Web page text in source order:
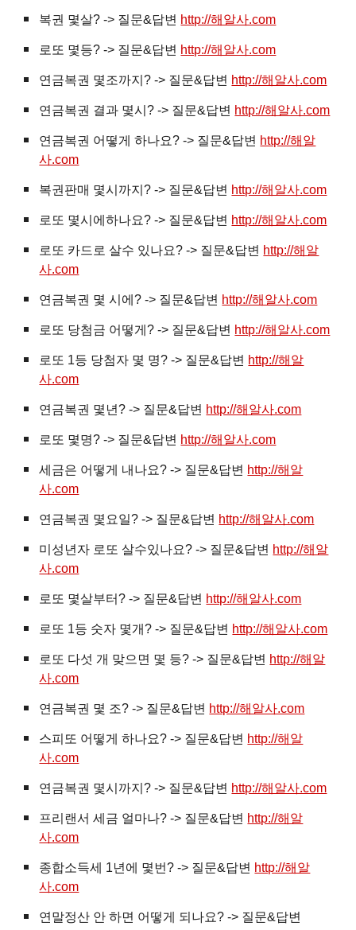
복권 몇살? -> 질문&답변 http://해알사.com
로또 몇등? -> 질문&답변 http://해알사.com
연금복권 몇조까지? -> 질문&답변 http://해알사.com
연금복권 결과 몇시? -> 질문&답변 http://해알사.com
연금복권 어떻게 하나요? -> 질문&답변 http://해알
사.com
복권판매 몇시까지? -> 질문&답변 http://해알사.com
로또 몇시에하나요? -> 질문&답변 http://해알사.com
로또 카드로 살수 있나요? -> 질문&답변 http://해알
사.com
연금복권 몇 시에? -> 질문&답변 http://해알사.com
로또 당첨금 어떻게? -> 질문&답변 http://해알사.com
로또 1등 당첨자 몇 명? -> 질문&답변 http://해알
사.com
연금복권 몇년? -> 질문&답변 http://해알사.com
로또 몇명? -> 질문&답변 http://해알사.com
세금은 어떻게 내나요? -> 질문&답변 http://해알
사.com
연금복권 몇요일? -> 질문&답변 http://해알사.com
미성년자 로또 살수있나요? -> 질문&답변 http://해알
사.com
로또 몇살부터? -> 질문&답변 http://해알사.com
로또 1등 숫자 몇개? -> 질문&답변 http://해알사.com
로또 다섯 개 맞으면 몇 등? -> 질문&답변 http://해알
사.com
연금복권 몇 조? -> 질문&답변 http://해알사.com
스피또 어떻게 하나요? -> 질문&답변 http://해알
사.com
연금복권 몇시까지? -> 질문&답변 http://해알사.com
프리랜서 세금 얼마나? -> 질문&답변 http://해알
사.com
종합소득세 1년에 몇번? -> 질문&답변 http://해알
사.com
연말정산 안 하면 어떻게 되나요? -> 질문&답변